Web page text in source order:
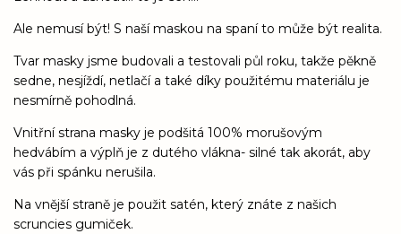
Ale nemusí být! S naší maskou na spaní to může být realita.
Tvar masky jsme budovali a testovali půl roku, takže pěkně
sedne, nesjíždí, netlačí a také díky použitému materiálu je
nesmírně pohodlná.
Vnitřní strana masky je podšitá 100% morušovým
hedvábím a výplň je z dutého vlákna- silné tak akorát, aby
vás při spánku nerušila.
Na vnější straně je použit satén, který znáte z našich
scruncies gumiček.